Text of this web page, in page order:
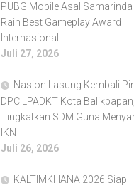
PUBG Mobile Asal
Raih Best Gameplay Award
Internasional
Juli 27, 2026
Nasion Lasung Kembali
DPC LPADKT Kota Balikpapan,
Tingkatkan SDM Guna
IKN
Juli 26, 2026
KALTIMKHANA 2026 Siap